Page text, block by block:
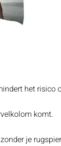
het risico
komt.
je